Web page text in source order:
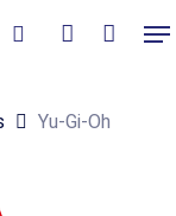
Yu-Gi-Oh